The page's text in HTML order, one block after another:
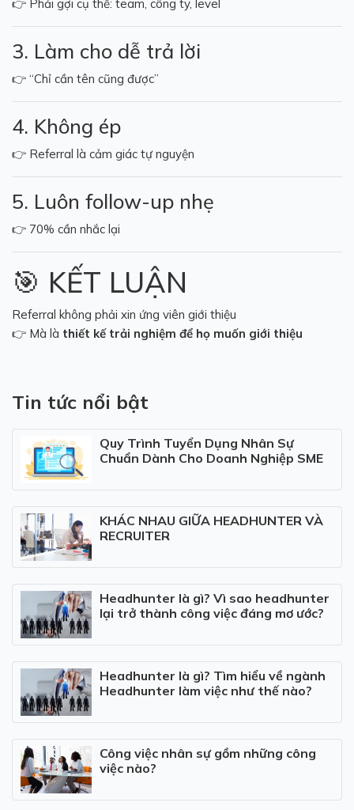
👉 Phải gợi cụ thể: team, công ty, level
3. Làm cho dễ trả lời
👉 “Chỉ cần tên cũng được”
4. Không ép
👉 Referral là cảm giác tự nguyện
5. Luôn follow-up nhẹ
👉 70% cần nhắc lại
🎯 KẾT LUẬN
Referral không phải xin ứng viên giới thiệu
👉 Mà là thiết kế trải nghiệm để họ muốn giới thiệu
Tin tức nổi bật
Quy Trình Tuyển Dụng Nhân Sự
Chuẩn Dành Cho Doanh Nghiệp SME
KHÁC NHAU GIỮA HEADHUNTER VÀ
RECRUITER
Headhunter là gì? Vì sao headhunter
lại trở thành công việc đáng mơ ước?
Headhunter là gì? Tìm hiểu về ngành
Headhunter làm việc như thế nào?
Công việc nhân sự gồm những công
việc nào?